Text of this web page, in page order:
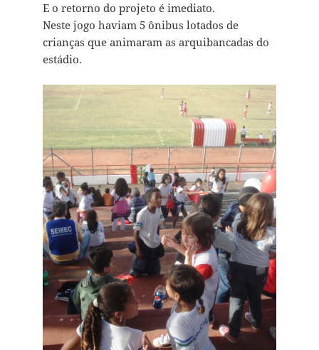
E o retorno do projeto é imediato.
Neste jogo haviam 5 ônibus lotados de
crianças que animaram as arquibancadas do
estádio.